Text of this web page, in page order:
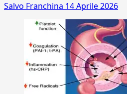
Salvo Franchina 14 Aprile 2026